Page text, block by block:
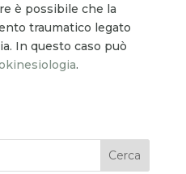
è possibile che la
traumatico legato
In questo caso può
.